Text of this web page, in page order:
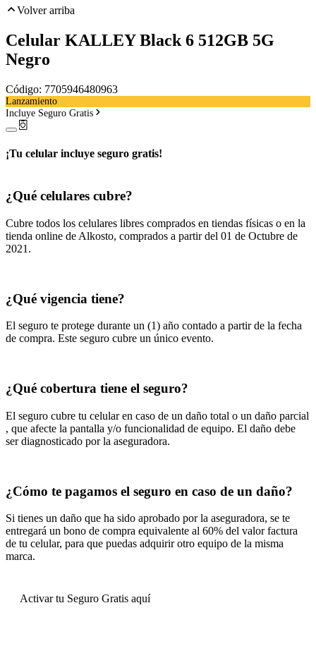
Volver arriba
Celular KALLEY Black 6 512GB 5G
Negro
Código: 7705946480963
Lanzamiento
Incluye Seguro Gratis
¡Tu celular incluye seguro gratis!
¿Qué celulares cubre?
Cubre todos los celulares libres comprados en tiendas físicas o en la
tienda online de Alkosto, comprados a partir del 01 de Octubre de
2021.
¿Qué vigencia tiene?
El seguro te protege durante un (1) año contado a partir de la fecha
de compra. Este seguro cubre un único evento.
¿Qué cobertura tiene el seguro?
El seguro cubre tu celular en caso de un daño total o un daño parcial
, que afecte la pantalla y/o funcionalidad de equipo. El daño debe
ser diagnosticado por la aseguradora.
¿Cómo te pagamos el seguro en caso de un daño?
Si tienes un daño que ha sido aprobado por la aseguradora, se te
entregará un bono de compra equivalente al 60% del valor factura
de tu celular, para que puedas adquirir otro equipo de la misma
marca.
Activar tu Seguro Gratis aquí